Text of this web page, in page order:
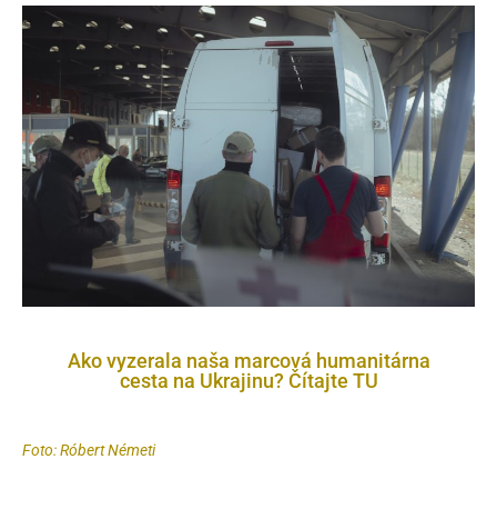
Ako vyzerala naša marcová humanitárna
cesta na Ukrajinu? Čítajte TU
Foto: Róbert Németi